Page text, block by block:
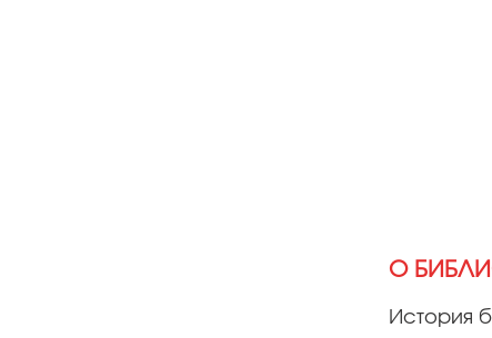
О
История